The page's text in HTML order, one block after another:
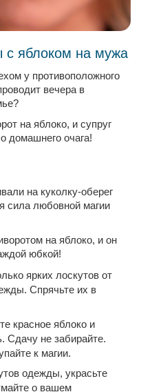
яблоком на мужа
у противоположного
вечера в
на яблоко, и супруг
домашнего очага!
на куколку-оберег
сила любовной магии
на яблоко, и он
юбкой!
ярких лоскутов от
Спрячьте их в
красное яблоко и
Сдачу не забирайте.
к магии.
одежды, украсьте
о вашем